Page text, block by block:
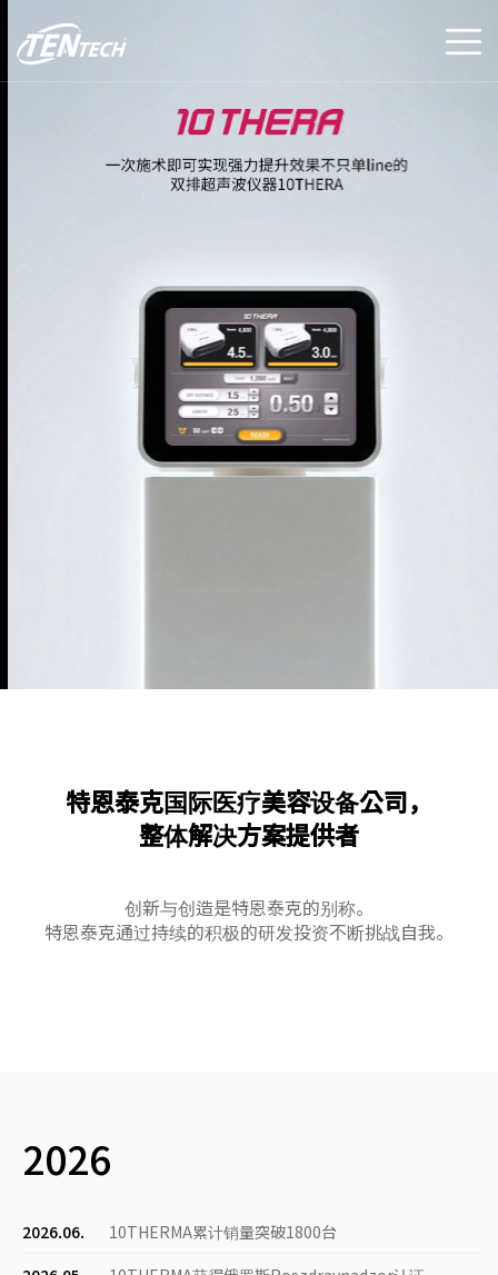
特恩泰克国际医疗美容设备公司，
整体解决方案提供者
创新与创造是特恩泰克的别称。
特恩泰克通过持续的积极的研发投资不断挑战自我。
2026
2026.06.
10THERMA累计销量突破1800台